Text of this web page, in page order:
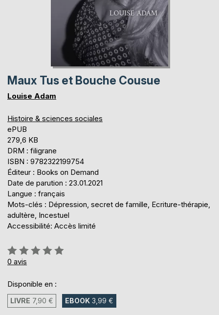
Maux Tus et Bouche Cousue
Louise Adam
Histoire & sciences sociales
ePUB
279,6 KB
DRM : filigrane
ISBN : 9782322199754
Éditeur : Books on Demand
Date de parution : 23.01.2021
Langue : français
Mots-clés : Dépression, secret de famille, Ecriture-thérapie,
adultère, Incestuel
Accessibilité: Accès limité
Évaluation:
0%
0 avis
Disponible en :
LIVRE 7,90 € EBOOK 3,99 €